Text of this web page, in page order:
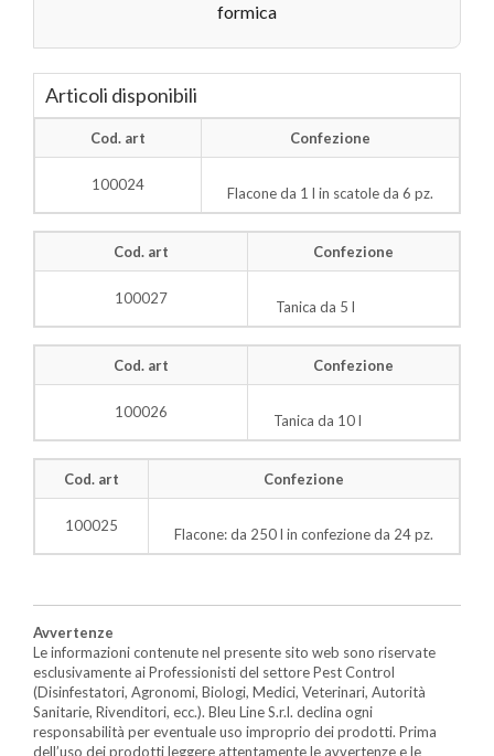
formica
Articoli disponibili
Cod. art Confezione
100024 Flacone da 1 l in scatole da 6 pz.
Cod. art Confezione
100027 Tanica da 5 l
Cod. art Confezione
100026 Tanica da 10 l
Cod. art Confezione
100025 Flacone: da 250 l in confezione da 24 pz.
Avvertenze
Le informazioni contenute nel presente sito web sono riservate
esclusivamente ai Professionisti del settore Pest Control
(Disinfestatori, Agronomi, Biologi, Medici, Veterinari, Autorità
Sanitarie, Rivenditori, ecc.). Bleu Line S.r.l. declina ogni
responsabilità per eventuale uso improprio dei prodotti. Prima
dell’uso dei prodotti leggere attentamente le avvertenze e le